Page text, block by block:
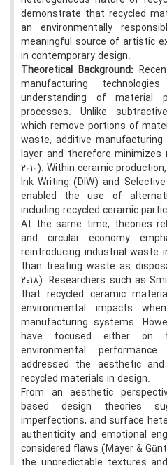
demonstrate that recycled
an environmentally
meaningful source of artistic
in contemporary design.
Theoretical Background:
manufacturing
understanding of material
processes. Unlike
which remove portions of
waste, additive
layer and therefore
2010). Within ceramic
Ink Writing (DIW) and
enabled the use of
including recycled ceramic
At the same time, theories
and circular economy
reintroducing industrial waste
than treating waste as
2018). Researchers such as
that recycled ceramic
environmental impacts
manufacturing systems.
have focused either on
environmental
addressed the aesthetic
recycled materials in design.
From an aesthetic
based design theories
imperfections, and surface
authenticity and emotional
considered flaws (Mayer &